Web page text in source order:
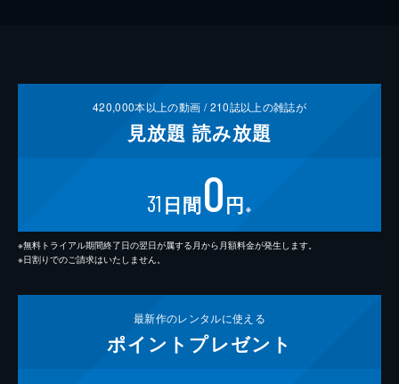
420,000本以上の動画 /210誌以上の雑誌が
見放題 読み放題
31 日間0円 ※
※無料トライアル期間終了日の翌日が属する月から月額料金が発生します。
※日割りでのご請求はいたしません。
最新作のレンタルに使える
ポイント プレゼント